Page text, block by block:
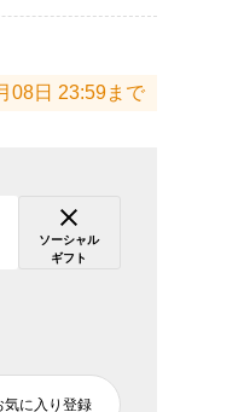
08日 23:59まで
ソーシャル
ギフト
気に入り登録